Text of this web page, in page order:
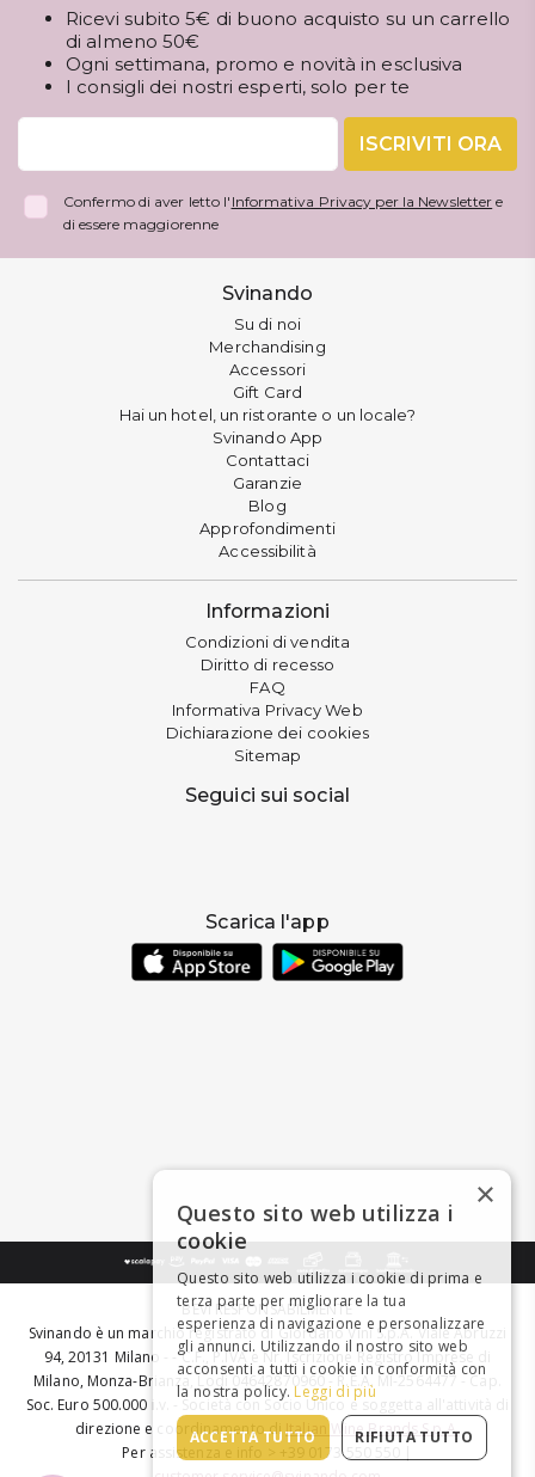
Ricevi subito 5€ di buono acquisto su un carrello
di almeno 50€
Ogni settimana, promo e novità in esclusiva
I consigli dei nostri esperti, solo per te
ISCRIVITI ORA
Confermo di aver letto l' Informativa Privacy per la Newsletter e
di essere maggiorenne
Svinando
Su di noi
Merchandising
Accessori
Gift Card
Hai un hotel, un ristorante o un locale?
Svinando App
Contattaci
Garanzie
Blog
Approfondimenti
Accessibilità
Informazioni
Condizioni di vendita
Diritto di recesso
FAQ
Informativa Privacy Web
Dichiarazione dei cookies
Sitemap
Seguici sui social
Scarica l'app
BEVI RESPONSABILMENTE
Svinando è un marchio registrato di Giordano Vini S.p.A. Viale Abruzzi
94, 20131 Milano - - C.F., P.IVA e Nr. Iscrizione Registro Imprese di
Milano, Monza-Brianza, Lodi 04642870960 - R.E.A. MI-2564477 - Cap.
Soc. Euro 500.000 i.v. - Società con Socio Unico e soggetta all'attività di
direzione e coordinamento diItalian Wine Brands S.p.A.
Per assistenza e info > +39 0173 550 550 |
×
Questo sito web utilizza i
cookie
Questo sito web utilizza i cookie di prima e
terza parte per migliorare la tua
esperienza di navigazione e personalizzare
gli annunci. Utilizzando il nostro sito web
acconsenti a tutti i cookie in conformità con
la nostra policy. Leggi di più
ACCETTA TUTTO RIFIUTA TUTTO